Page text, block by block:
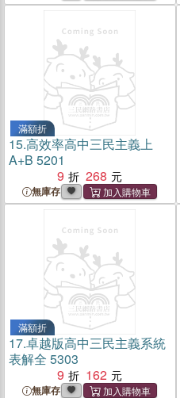
滿額折
15.高效率高中三民主義上
A+B 5201
9
268
無庫存
滿額折
17.卓越版高中三民主義系統
表解全 5303
9
162
無庫存